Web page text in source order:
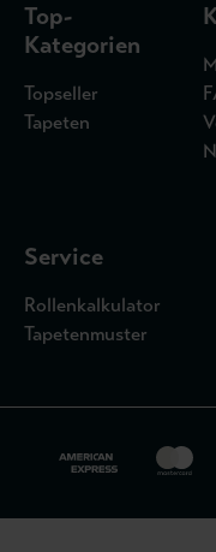
Top-
Kategorien
Topseller
Tapeten
Service
Rollenkalkulator
Tapetenmuster